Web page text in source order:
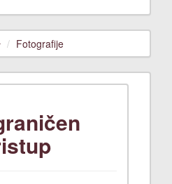
Fotografije